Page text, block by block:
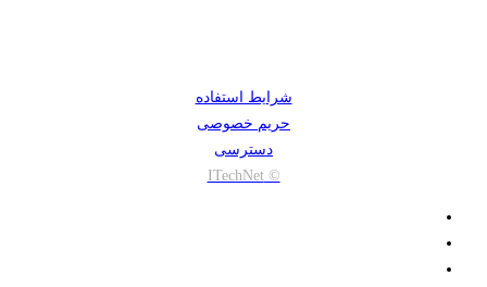
شرایط استفاده
حریم خصوصی
دسترسی
© ITechNet